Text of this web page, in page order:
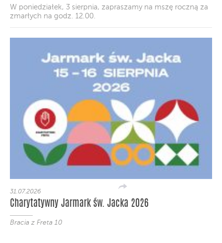
W poniedziałek, 3 sierpnia, zapraszamy na mszę roczną za
zmarłych na godz. 12.00.
31.07.2026
Charytatywny Jarmark św. Jacka 2026
Bracia z Freta 10